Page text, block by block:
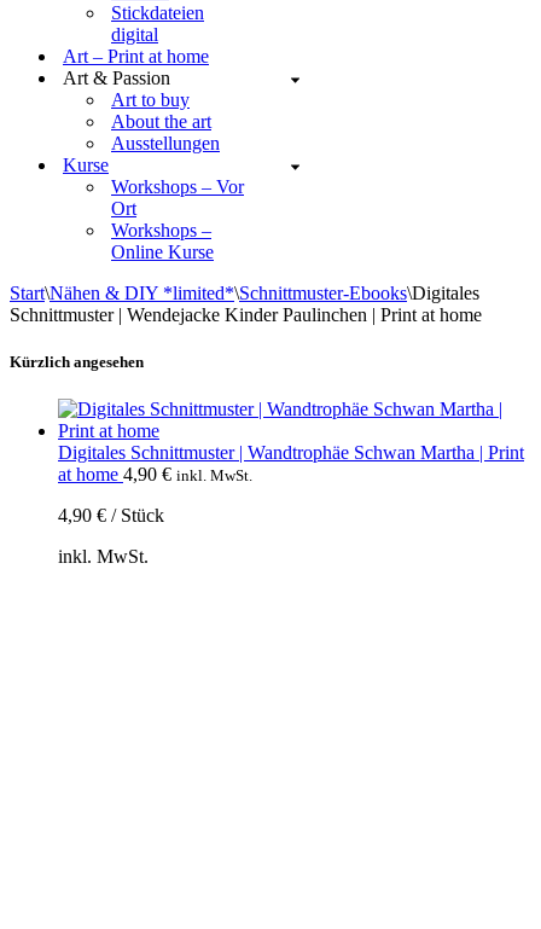
Stickdateien
digital
Art – Print at home
Art & Passion
Art to buy
About the art
Ausstellungen
Kurse
Workshops – Vor
Ort
Workshops –
Online Kurse
Start\Nähen & DIY *limited*\Schnittmuster-Ebooks\Digitales
Schnittmuster | Wendejacke Kinder Paulinchen | Print at home
Kürzlich angesehen
Digitales Schnittmuster | Wandtrophäe Schwan Martha | Print
at home 4,90 € inkl. MwSt.
4,90 € / Stück
inkl. MwSt.